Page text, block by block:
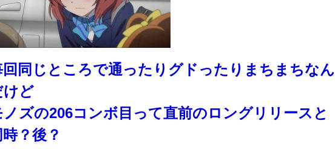
回同じところで通ったりグドったりまちまちなん
けど
ノズの206コンボ目って直前のロングリリースと
時？後？